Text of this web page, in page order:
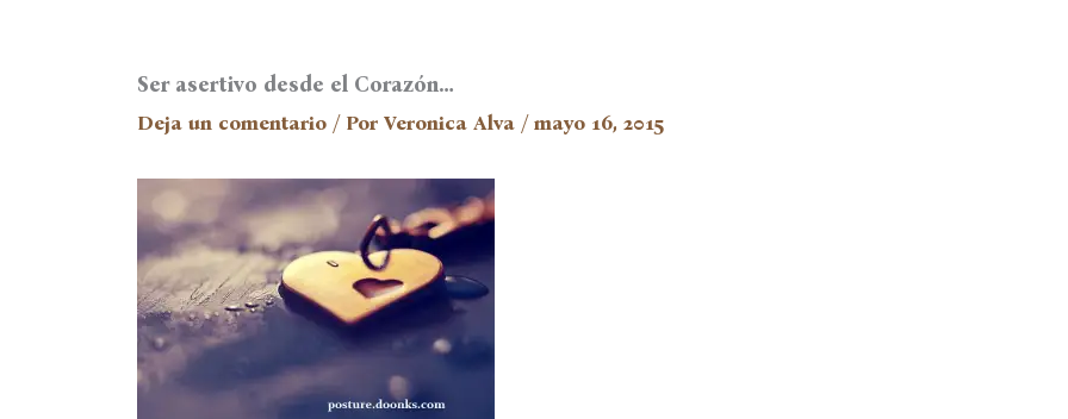
Ser asertivo desde el Corazón…
Deja un comentario / Por Veronica Alva /mayo 16, 2015